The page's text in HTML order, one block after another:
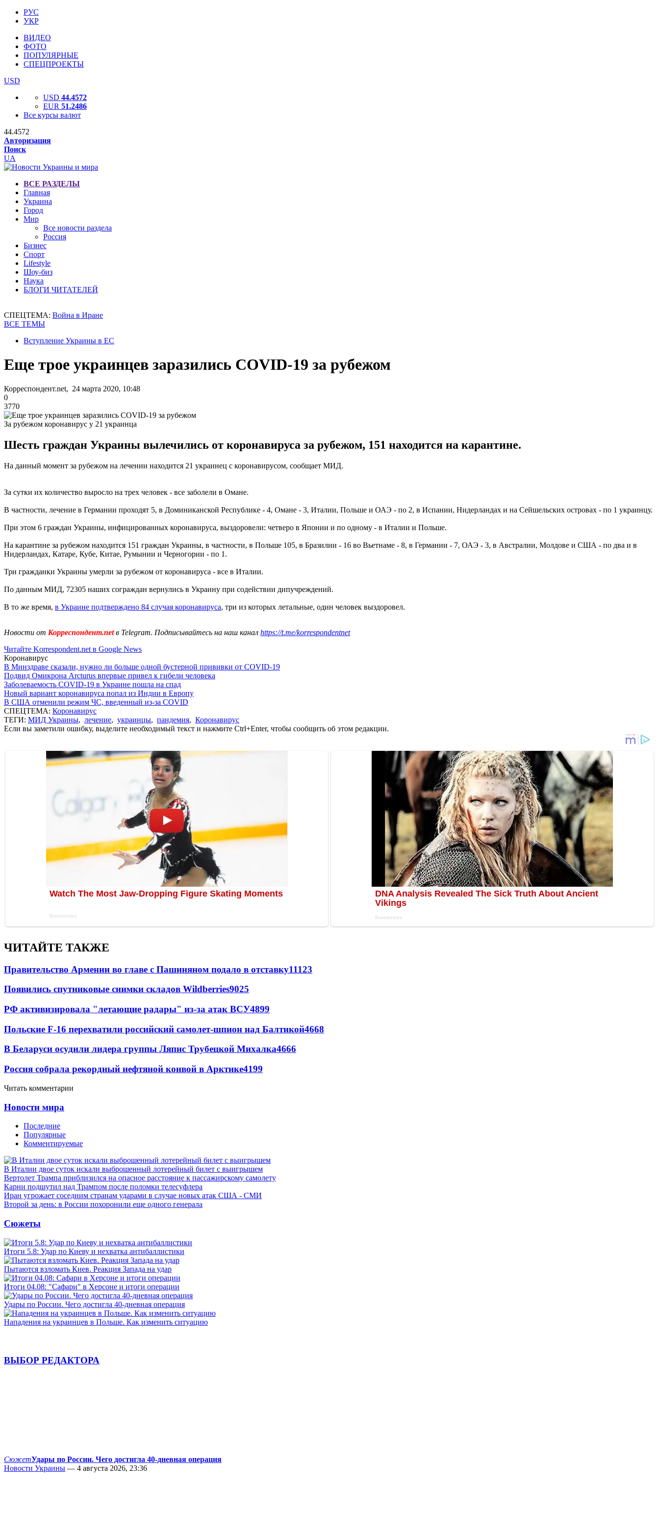
РУС
УКР
ВИДЕО
ФОТО
ПОПУЛЯРНЫЕ
СПЕЦПРОЕКТЫ
USD
USD 44.4572
EUR 51.2486
Все курсы валют
44.4572
Авторизация
Поиск
UA
ВСЕ РАЗДЕЛЫ
Главная
Украина
Город
Мир
Все новости раздела
Россия
Бизнес
Спорт
Lifestyle
Шоу-биз
Наука
БЛОГИ ЧИТАТЕЛЕЙ
СПЕЦТЕМА: Война в Иране
ВСЕ ТЕМЫ
Вступление Украины в ЕС
Еще трое украинцев заразились COVID-19 за рубежом
Корреспондент.net, 24 марта 2020, 10:48
0
3770
За рубежом коронавирус у 21 украинца
Шесть граждан Украины вылечились от коронавируса за рубежом, 151 находится на карантине.
На данный момент за рубежом на лечении находится 21 украинец с коронавирусом, сообщает МИД.
За сутки их количество выросло на трех человек - все заболели в Омане.
В частности, лечение в Германии проходят 5, в Доминиканской Республике - 4, Омане - 3, Италии, Польше и ОАЭ - по 2, в Испании, Нидерландах и на Сейшельских островах - по 1 украинцу.
При этом 6 граждан Украины, инфицированных коронавируса, выздоровели: четверо в Японии и по одному - в Италии и Польше.
На карантине за рубежом находится 151 граждан Украины, в частности, в Польше 105, в Бразилии - 16 во Вьетнаме - 8, в Германии - 7, ОАЭ - 3, в Австралии, Молдове и США - по два и в
Нидерландах, Катаре, Кубе, Китае, Румынии и Черногории - по 1.
Три гражданки Украины умерли за рубежом от коронавируса - все в Италии.
По данным МИД, 72305 наших сограждан вернулись в Украину при содействии дипучреждений.
В то же время, в Украине подтверждено 84 случая коронавируса, три из которых летальные, один человек выздоровел.
Новости от Корреспондент.netв Telegram. Подписывайтесь на наш канал https://t.me/korrespondentnet
Читайте Korrespondent.net в Google News
Коронавирус
В Минздраве сказали, нужно ли больше одной бустерной прививки от COVID-19
Подвид Омикрона Arcturus впервые привел к гибели человека
Заболеваемость COVID-19 в Украине пошла на спад
Новый вариант коронавируса попал из Индии в Европу
В США отменили режим ЧС, введенный из-за COVID
СПЕЦТЕМА: Коронавирус
ТЕГИ: МИД Украины, лечение, украинцы, пандемия, Коронавирус
Если вы заметили ошибку, выделите необходимый текст и нажмите Ctrl+Enter, чтобы сообщить об этом редакции.
ЧИТАЙТЕ ТАКЖЕ
Правительство Армении во главе с Пашиняном подало в отставку11123
Появились спутниковые снимки складов Wildberries9025
РФ активизировала "летающие радары" из-за атак ВСУ4899
Польские F-16 перехватили российский самолет-шпион над Балтикой4668
В Беларуси осудили лидера группы Ляпис Трубецкой Михалка4666
Россия собрала рекордный нефтяной конвой в Арктике4199
Читать комментарии
Новости мира
Последние
Популярные
Комментируемые
В Италии двое суток искали выброшенный лотерейный билет с выигрышем
Вертолет Трампа приблизился на опасное расстояние к пассажирскому самолету
Карни подшутил над Трампом после поломки телесуфлера
Иран угрожает соседним странам ударами в случае новых атак США - СМИ
Второй за день: в России похоронили еще одного генерала
Сюжеты
Итоги 5.8: Удар по Киеву и нехватка антибаллистики
Пытаются взломать Киев. Реакция Запада на удар
Итоги 04.08: "Сафари" в Херсоне и итоги операции
Удары по России. Чего достигла 40-дневная операция
Нападения на украинцев в Польше. Как изменить ситуацию
ВЫБОР РЕДАКТОРА
СюжетУдары по России. Чего достигла 40-дневная операция
Новости Украины — 4 августа 2026, 23:36